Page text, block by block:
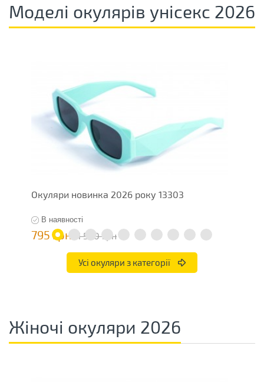
Моделі окулярів унісекс 2026
Окуляри новинка 2026 року 13303
В наявності
795 грн 1 590 грн
Усі окуляри з категорії
Жіночі окуляри 2026